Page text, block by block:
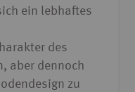
ein lebhaftes
des
aber dennoch
zu